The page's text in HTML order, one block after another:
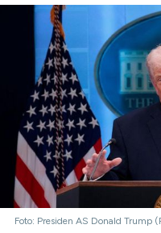
Foto: Presiden AS Donald Trump